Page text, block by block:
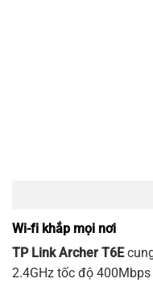
Wi-fi khắp mọi nơi
TP LinkArcher T6E
2.4GHz tốc độ